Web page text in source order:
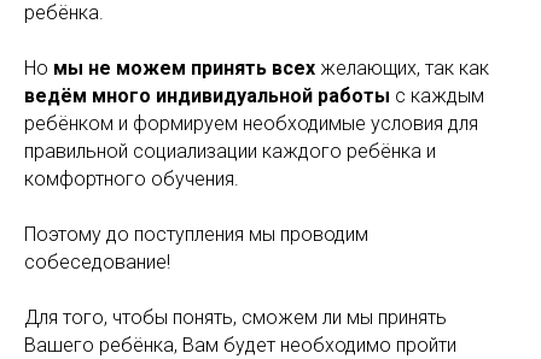
ребёнка.
Но мы не можем принять всех желающих, так как
ведём много индивидуальной работы с каждым
ребёнком и формируем необходимые условия для
правильной социализации каждого ребёнка и
комфортного обучения.
Поэтому до поступления мы проводим
собеседование!
Для того, чтобы понять, сможем ли мы принять
Вашего ребёнка, Вам будет необходимо пройти